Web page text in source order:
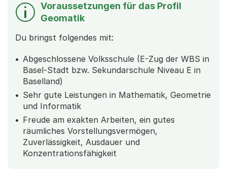
Voraussetzungen für das Profil
Geomatik
Du bringst folgendes mit:
Abgeschlossene Volksschule (E-Zug der WBS in
Basel-Stadt bzw. Sekundarschule Niveau E in
Baselland)
Sehr gute Leistungen in Mathematik, Geometrie
und Informatik
Freude am exakten Arbeiten, ein gutes
räumliches Vorstellungsvermögen,
Zuverlässigkeit, Ausdauer und
Konzentrationsfähigkeit